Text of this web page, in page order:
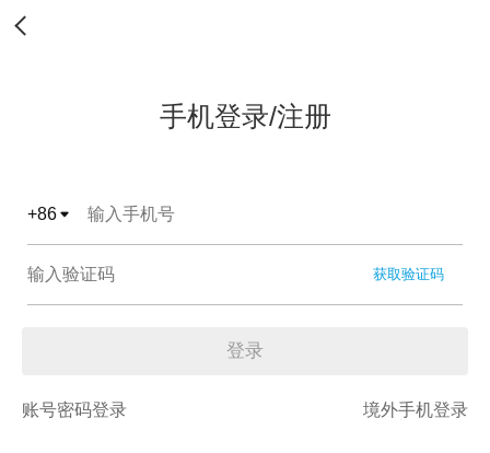
手机登录/注册
+86
获取验证码
登录
账号密码登录 境外手机登录